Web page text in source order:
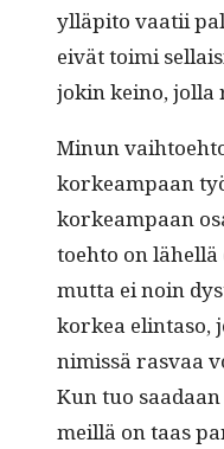
ylläpi­to vaatii
eivät toi­mi
jokin keino, jol­la
Min­un
korkeam­paan
korkeam­paan
toe­hto on
mut­ta ei noin
korkea elin­ta­so,
nimis­sä ras­vaa
Kun tuo
meil­lä on taas